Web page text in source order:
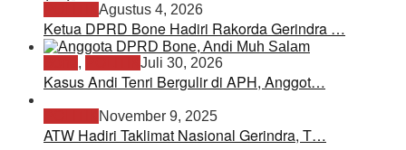
Agustus 4, 2026
Ketua DPRD Bone Hadiri Rakorda Gerindra …
, Juli 30, 2026
Kasus Andi Tenri Bergulir di APH, Anggot…
November 9, 2025
ATW Hadiri Taklimat Nasional Gerindra, T…